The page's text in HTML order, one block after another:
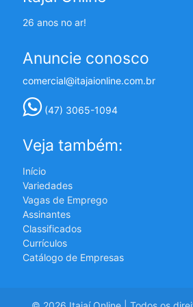
26 anos no ar!
Anuncie conosco
comercial@itajaionline.com.br
(47) 3065-1094
Veja também:
Início
Variedades
Vagas de Emprego
Assinantes
Classificados
Currículos
Catálogo de Empresas